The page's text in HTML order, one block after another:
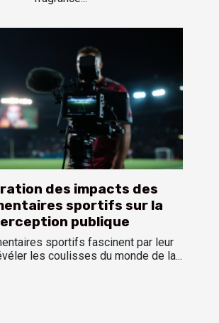
des impacts des
sportifs sur la
publique
sportifs fascinent par leur
les coulisses du monde de la...